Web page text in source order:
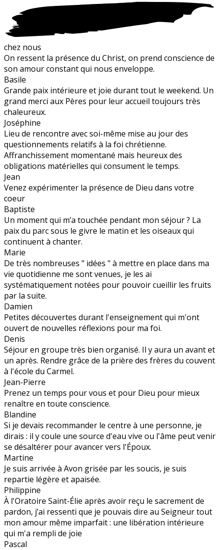
chez nous
On ressent la présence du Christ, on prend conscience de
son amour constant qui nous enveloppe.
Basile
Grande paix intérieure et joie durant tout le weekend. Un
grand merci aux Pères pour leur accueil toujours très
chaleureux.
Joséphine
Lieu de rencontre avec soi-même mise au jour des
questionnements relatifs à la foi chrétienne.
Affranchissement momentané mais heureux des
obligations matérielles qui consument le temps.
Jean
Venez expérimenter la présence de Dieu dans votre
coeur
Baptiste
Un moment qui m’a touchée pendant mon séjour ? La
paix du parc sous le givre le matin et les oiseaux qui
continuent à chanter.
Marie
De très nombreuses " idées " à mettre en place dans ma
vie quotidienne me sont venues, je les ai
systématiquement notées pour pouvoir cueillir les fruits
par la suite.
Damien
Petites découvertes durant l'enseignement qui m'ont
ouvert de nouvelles réflexions pour ma foi.
Denis
Séjour en groupe très bien organisé. Il y aura un avant et
un après. Rendre grâce de la prière des frères du couvent
à l'école du Carmel.
Jean-Pierre
Prenez un temps pour vous et pour Dieu pour mieux
renaître en toute conscience.
Blandine
Si je devais recommander le centre à une personne, je
dirais : il y coule une source d'eau vive ou l'âme peut venir
se désaltérer pour avancer vers l'Époux.
Martine
Je suis arrivée à Avon grisée par les soucis, je suis
repartie légère et apaisée.
Philippine
À l'Oratoire Saint-Élie après avoir reçu le sacrement de
pardon, j’ai ressenti que je pouvais dire au Seigneur tout
mon amour même imparfait : une libération intérieure
qui m'a rempli de joie
Pascal